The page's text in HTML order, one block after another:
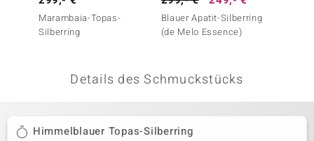
Marambaia-Topas-
Silberring
Blauer Apatit-Silberring
(de Melo Essence)
Details des Schmuckstücks
Himmelblauer Topas-Silberring